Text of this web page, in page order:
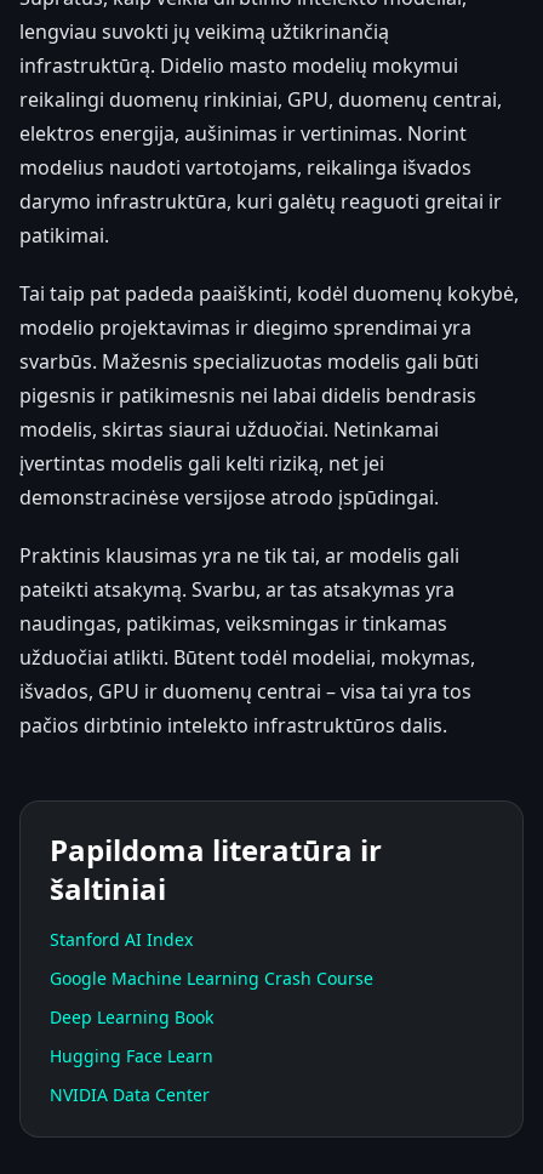
lengviau suvokti jų veikimą užtikrinančią
infrastruktūrą. Didelio masto modelių mokymui
reikalingi duomenų rinkiniai, GPU, duomenų centrai,
elektros energija, aušinimas ir vertinimas. Norint
modelius naudoti vartotojams, reikalinga išvados
darymo infrastruktūra, kuri galėtų reaguoti greitai ir
patikimai.
Tai taip pat padeda paaiškinti, kodėl duomenų kokybė,
modelio projektavimas ir diegimo sprendimai yra
svarbūs. Mažesnis specializuotas modelis gali būti
pigesnis ir patikimesnis nei labai didelis bendrasis
modelis, skirtas siaurai užduočiai. Netinkamai
įvertintas modelis gali kelti riziką, net jei
demonstracinėse versijose atrodo įspūdingai.
Praktinis klausimas yra ne tik tai, ar modelis gali
pateikti atsakymą. Svarbu, ar tas atsakymas yra
naudingas, patikimas, veiksmingas ir tinkamas
užduočiai atlikti. Būtent todėl modeliai, mokymas,
išvados, GPU ir duomenų centrai – visa tai yra tos
pačios dirbtinio intelekto infrastruktūros dalis.
Papildoma literatūra ir
šaltiniai
Stanford AI Index
Google Machine Learning Crash Course
Deep Learning Book
Hugging Face Learn
NVIDIA Data Center